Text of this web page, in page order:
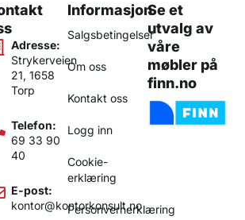
Adresse:
Strykerveien
21, 1658
Torp
Telefon:
69 33 90
40
E-post:
kontor@kontorkonsult.no
Informasjon
Salgsbetingelser
Om oss
Kontakt oss
Logg inn
Cookie-
erklæring
Personvernerklæring
Se et
utvalg av
våre
møbler på
finn.no